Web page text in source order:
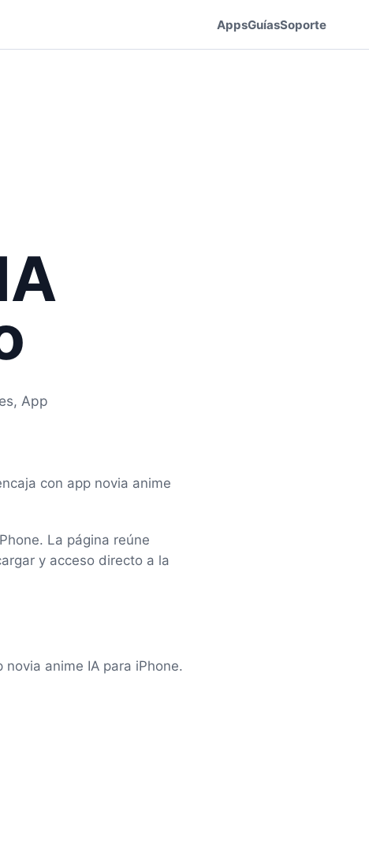
AppsGuíasSoporte
App
con app novia anime
La página reúne
y acceso directo a la
anime IA para iPhone.